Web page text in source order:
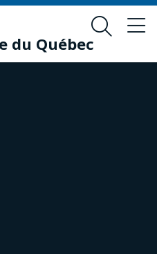
du Québec